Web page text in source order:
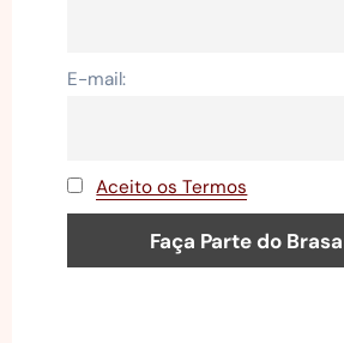
E-mail:
Aceito os Termos